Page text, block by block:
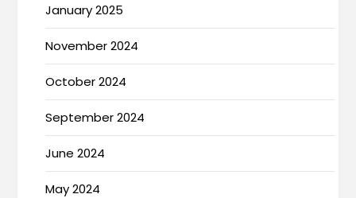
January 2025
November 2024
October 2024
September 2024
June 2024
May 2024